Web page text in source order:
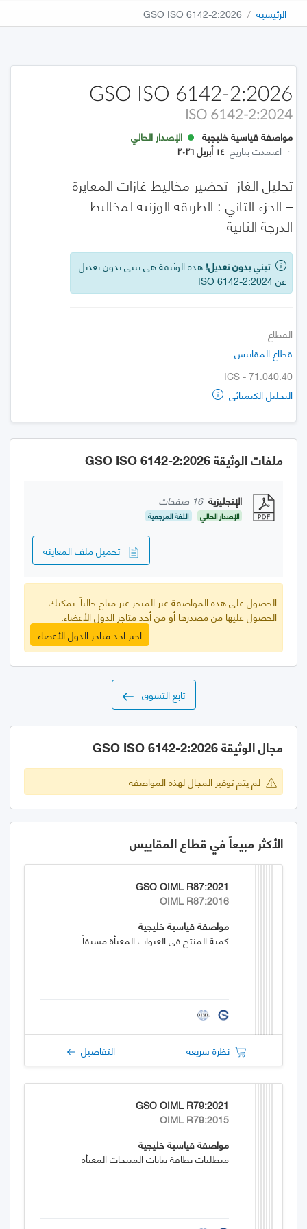
الرئيسية GSO ISO 6142-2:2026
GSO ISO 6142-2:2026
ISO 6142-2:2024
مواصفة قياسية خليجية
الإصدار الحالي
· اعتمدت بتاريخ ١٤ أبريل ٢٠٢٦
تحليل الغاز- تحضير مخاليط غازات المعايرة
– الجزء الثاني : الطريقة الوزنية لمخاليط
الدرجة الثانية
تبني بدون تعديل! هذه الوثيقة هي تبني بدون تعديل
عن ISO 6142-2:2024
القطاع
قطاع المقاييس
ICS - 71.040.40
التحليل الكيميائي
ملفات الوثيقة GSO ISO 6142-2:2026
الإنجليزية 16 صفحات
الإصدار الحالي اللغة المرجعية
تحميل ملف المعاينة
الحصول على هذه المواصفة عبر المتجر غير متاح حالياً. يمكنك
الحصول عليها من مصدرها أو من أحد متاجر الدول الأعضاء.
اختر احد متاجر الدول الأعضاء
تابع التسوق
مجال الوثيقة GSO ISO 6142-2:2026
لم يتم توفير المجال لهذه المواصفة
الأكثر مبيعاً في قطاع المقاييس
GSO OIML R87:2021
OIML R87:2016
مواصفة قياسية خليجية
كمية المنتج في العبوات المعبأة مسبقاً
نظرة سريعة التفاصيل
GSO OIML R79:2021
OIML R79:2015
مواصفة قياسية خليجية
متطلبات بطاقة بيانات المنتجات المعبأة